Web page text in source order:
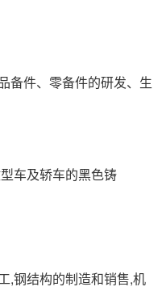
备件、零备件的研发、生
车及轿车的黑色铸
,钢结构的制造和销售,机